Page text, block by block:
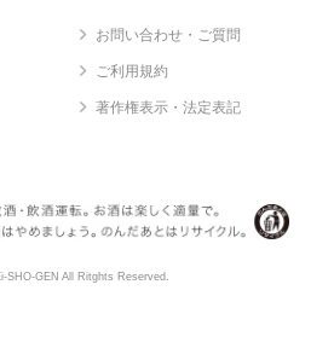
お問い合わせ・ご質問
ご利用規約
著作権表示・法定表記
SHO-GEN All Ritghts Reserved.